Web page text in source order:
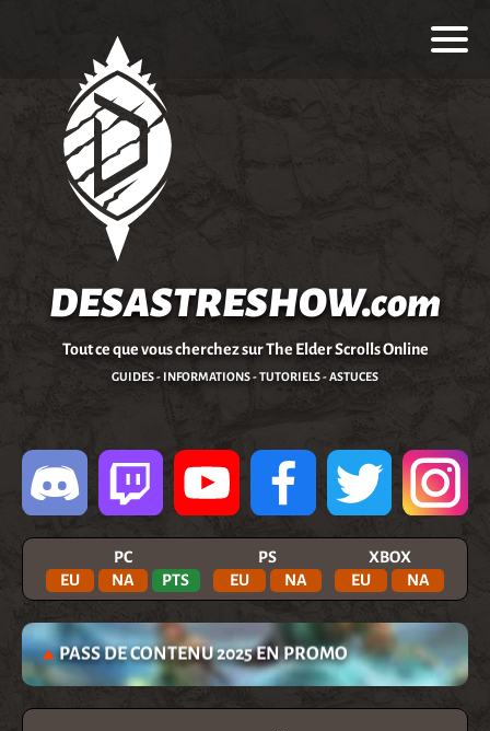
DESASTRESHOW.com
Tout ce que vous cherchez sur The Elder Scrolls Online
GUIDES - INFORMATIONS - TUTORIELS - ASTUCES
PC
EU
NA PTS
PS
EU
NA
XBOX
EU
NA
PASS DE CONTENU 2025 EN PROMO